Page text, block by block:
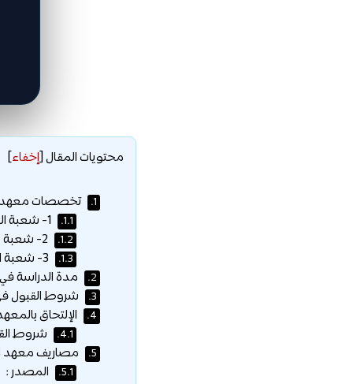
محتويات المقال[إخفاء]
1. تخصصات معهد
1.1.
1.2.
1.3.
2. مدة الدراسة
3. شروط القبول في
4. الإلتحاق
4.1. شروط
5. مصاريف معهد
5.1. المصدر :